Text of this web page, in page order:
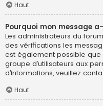
Haut
Pourquoi mon message
Les administrateurs du
des vérifications les
est également possible
groupe d’utilisateurs aux
d’informations, veuillez
Haut